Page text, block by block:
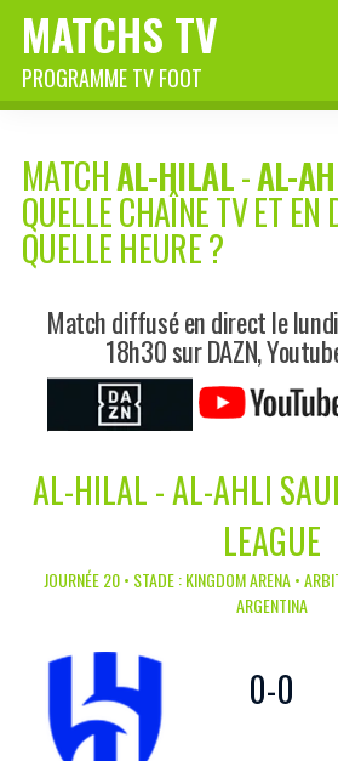
MATCHS TV
PROGRAMME TV FOOT
MATCHAL-HILAL-AL-
QUELLE CHAÎNE TV ET EN
QUELLE HEURE ?
Match diffusé en direct le
18h30 sur DAZN,
AL-HILAL - AL-AHLI
LEAGUE
JOURNÉE 20 • STADE : KINGDOM ARENA •
ARGENTINA
0-0